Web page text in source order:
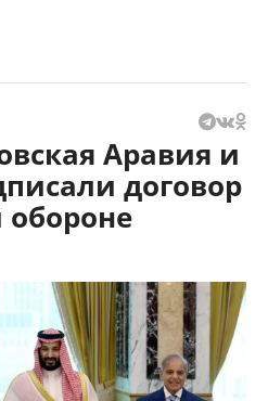
Аравия и
договор
обороне